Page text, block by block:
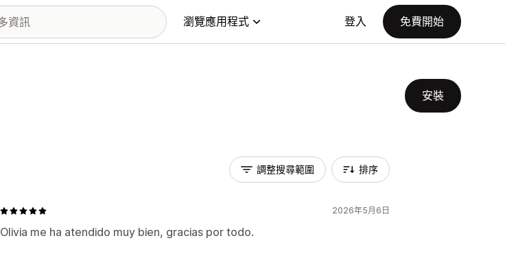
瀏覽應用程式 登入 免費開始
安裝
調整搜尋範圍 排序
2026年5月6日
Olivia me ha atendido muy bien, gracias por todo.